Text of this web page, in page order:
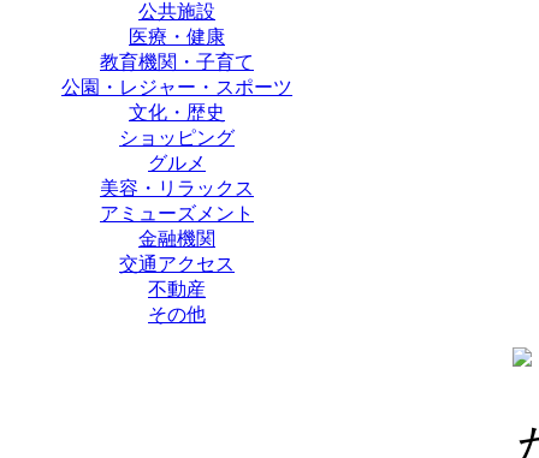
公共施設
医療・健康
教育機関・子育て
公園・レジャー・スポーツ
文化・歴史
ショッピング
グルメ
美容・リラックス
アミューズメント
金融機関
交通アクセス
不動産
その他